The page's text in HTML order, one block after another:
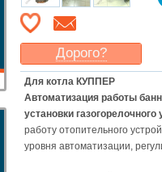
Дорого?
Какая ценамогла бы
Васустроить
Указать цену
Для котла КУППЕР
Автоматизация работы
установки
работу отопительного
уровня автоматизации,